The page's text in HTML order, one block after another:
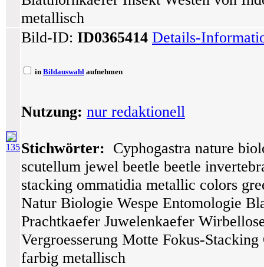
metallisch
135
Bild-ID: ID0365414 Details-
in Bildauswahl aufnehmen
Nutzung: nur redaktionell
Stichwörter: Cyphogastra nature
scutellum jewel beetle beetle
stacking ommatidia metallic colors
Natur Biologie Wespe Entomologie
Prachtkaefer Juwelenkaefer
Vergroesserung Motte Fokus-
farbig metallisch